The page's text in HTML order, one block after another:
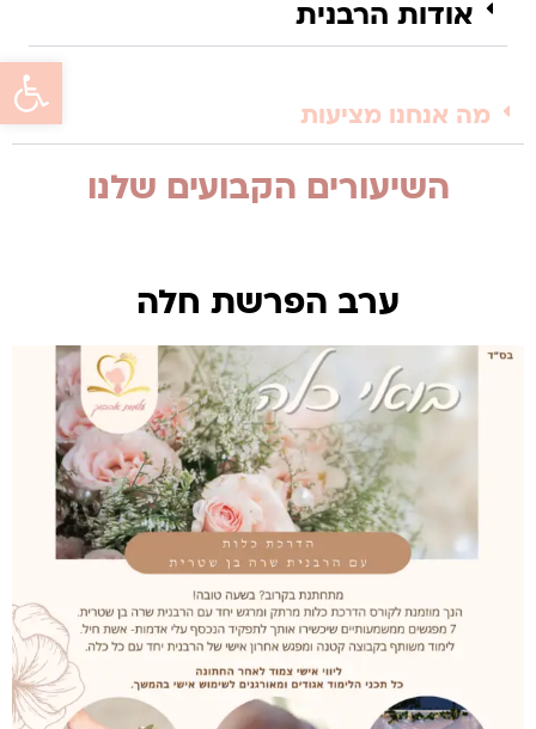
אודות הרבנית
מה אנחנו מציעות
השיעורים הקבועים שלנו
ערב הפרשת חלה
פתח